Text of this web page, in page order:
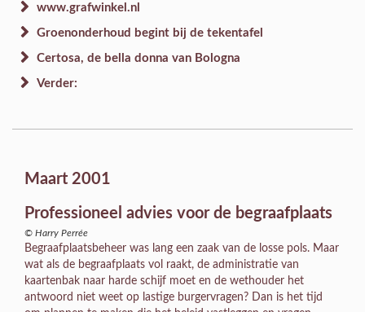
www.grafwinkel.nl
Groenonderhoud begint bij de tekentafel
Certosa, de bella donna van Bologna
Verder:
Maart 2001
Professioneel advies voor de begraafplaats
© Harry Perrée
Begraafplaatsbeheer was lang een zaak van de losse pols. Maar
wat als de begraafplaats vol raakt, de administratie van
kaartenbak naar harde schijf moet en de wethouder het
antwoord niet weet op lastige burgervragen? Dan is het tijd